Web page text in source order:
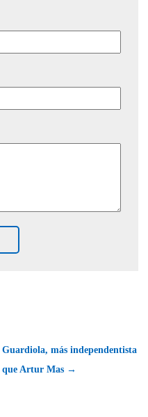
Guardiola, más independentista
que Artur Mas →